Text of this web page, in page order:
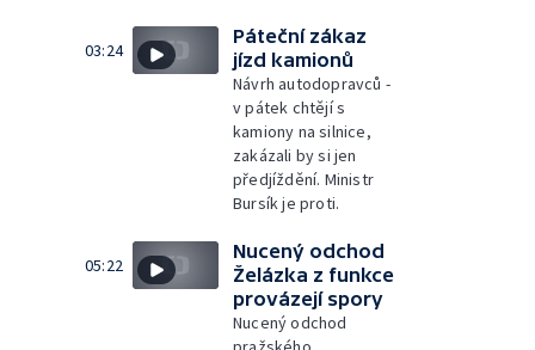
03:24
Páteční zákaz
jízd kamionů
Návrh autodopravců -
v pátek chtějí s
kamiony na silnice,
zakázali by si jen
předjíždění. Ministr
Bursík je proti.
05:22
Nucený odchod
Želázka z funkce
provázejí spory
Nucený odchod